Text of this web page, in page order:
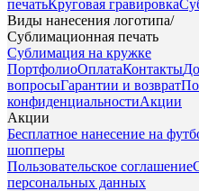
печатьКруговая гравировка
Виды нанесения логотипа/
Сублимационная печать
Сублимация на кружке
ПортфолиоОплатаКонтакты
вопросыГарантии и возврат
конфиденциальностиАкции
Акции
Бесплатное нанесение на
шопперы
Пользовательское соглашение
персональных данных